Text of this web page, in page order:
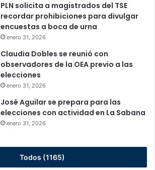
PLN solicita a magistrados del TSE
recordar prohibiciones para divulgar
encuestas a boca de urna
enero 31, 2026
Claudia Dobles se reunió con
observadores de la OEA previo a las
elecciones
enero 31, 2026
José Aguilar se prepara para las
elecciones con actividad en La Sabana
enero 31, 2026
Todos (1165)